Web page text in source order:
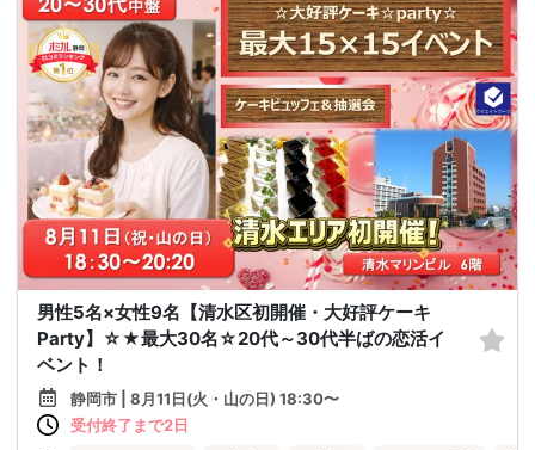
男性5名×女性9名【清水区初開催・大好評ケーキ
Party】☆★最大30名☆20代～30代半ばの恋活イ
ベント！
静岡市 | 8月11日(火・山の日) 18:30〜
受付終了まで2日